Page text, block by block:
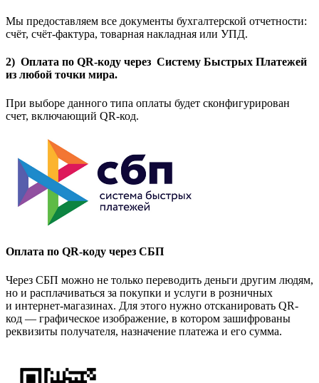
Мы предоставляем все документы бухгалтерской отчетности:
счёт, счёт-фактура, товарная накладная или УПД.
2) Оплата по QR-коду через Систему Быстрых Платежей
из любой точки мира.
При выборе данного типа оплаты будет сконфигурирован
счет, включающий QR-код.
Оплата по QR-коду через СБП
Через СБП можно не только переводить деньги другим людям,
но и расплачиваться за покупки и услуги в розничных
и интернет-магазинах. Для этого нужно отсканировать QR-
код — графическое изображение, в котором зашифрованы
реквизиты получателя, назначение платежа и его сумма.